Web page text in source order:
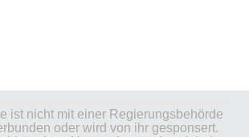
ist nicht mit einer Regierungsbehörde
oder wird von ihr gesponsert.